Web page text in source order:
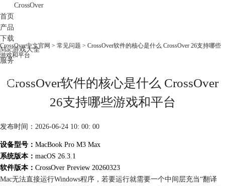
CrossOver
首页
产品
下载
Mac游戏大全
服务
购买
CrossOver中文官网 > 常见问题 > CrossOver软件的核心是什么 CrossOver 26支持哪些
游戏和平台
CrossOver软件的核心是什么 CrossOver
26支持哪些游戏和平台
发布时间：2026-06-24 10: 00: 00
设备型号： MacBook Pro M3 Max
系统版本： macOS 26.3.1
软件版本： CrossOver Preview 20260323
Mac无法直接运行Windows程序，若要运行就需要一个中间层充当“翻译